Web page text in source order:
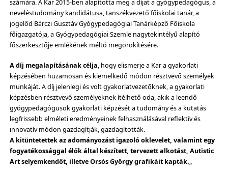
számára. A Kar 2015-ben alapította meg a díjat a gyógypedagógus, a
neveléstudomány kandidátusa, tanszékvezető főiskolai tanár, a
jogelőd Bárczi Gusztáv Gyógypedagógiai Tanárképző Főiskola
főigazgatója, a Gyógypedagógiai Szemle nagytekintélyű alapító
főszerkesztője emlékének méltó megörökítésére.
A díj megalapításának célja, hogy elismerje a Kar a gyakorlati
képzésében huzamosan és kiemelkedő módon résztvevő személyek
munkáját. A díj jelenlegi és volt gyakorlatvezetőknek, a gyakorlati
képzésben résztvevő személyeknek ítélhető oda, akik a leendő
gyógypedagógusok gyakorlati képzését a tudomány és a kutatás
legfrissebb elméleti eredményeinek felhasználásával reflektív és
innovatív módon gazdagítják, gazdagították.
A kitüntetettek az adományozást igazoló oklevelet, valamint egy
fogyatékossággal élők által készített, tervezett alkotást, Autistic
Art selyemkendőt, illetve Orsós György grafikáit kapták.„